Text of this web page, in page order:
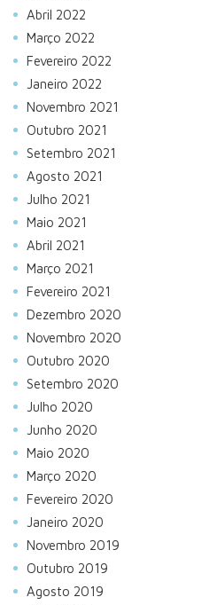
Abril 2022
Março 2022
Fevereiro 2022
Janeiro 2022
Novembro 2021
Outubro 2021
Setembro 2021
Agosto 2021
Julho 2021
Maio 2021
Abril 2021
Março 2021
Fevereiro 2021
Dezembro 2020
Novembro 2020
Outubro 2020
Setembro 2020
Julho 2020
Junho 2020
Maio 2020
Março 2020
Fevereiro 2020
Janeiro 2020
Novembro 2019
Outubro 2019
Agosto 2019